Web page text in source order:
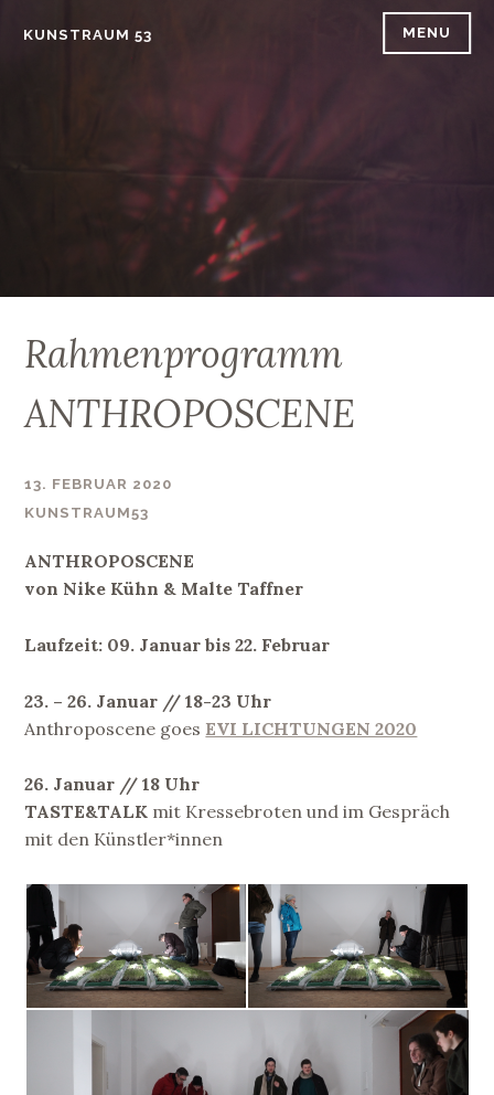
KUNSTRAUM 53 MENU
Rahmenprogramm
ANTHROPOSCENE
13. FEBRUAR 2020
KUNSTRAUM53
ANTHROPOSCENE
von Nike Kühn & Malte Taffner
Laufzeit: 09. Januar bis 22. Februar
23. – 26. Januar // 18-23 Uhr
Anthroposcene goes EVI LICHTUNGEN 2020
26. Januar // 18 Uhr
TASTE&TALK mit Kressebroten und im Gespräch
mit den Künstler*innen